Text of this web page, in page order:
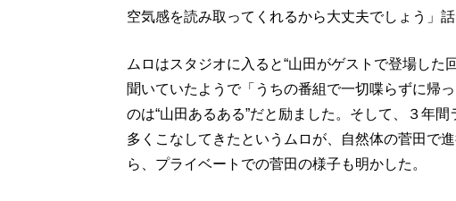
空気感を読み取ってくれるから大丈夫でしょう」話
ムロはスタジオに入ると“山田がゲストで登場した
聞いていたようで「うちの番組で一切喋らずに帰
のは“山田あるある”だと励ました。そして、３年
多くこなしてきたというムロが、自然体の菅田で
ら、プライベートでの菅田の様子も明かした。